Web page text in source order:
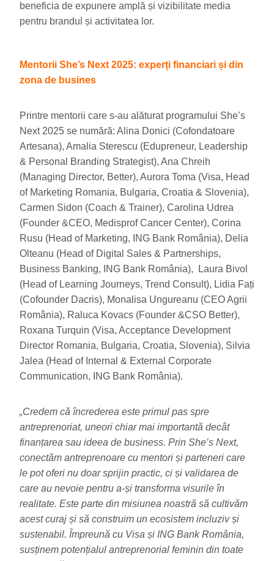
beneficia de expunere amplă și vizibilitate media
pentru brandul și activitatea lor.
Mentorii She’s Next 2025: experți financiari și din
zona de busines
Printre mentorii care s-au alăturat programului She’s
Next 2025 se numără: Alina Donici (Cofondatoare
Artesana), Amalia Sterescu (Edupreneur, Leadership
& Personal Branding Strategist), Ana Chreih
(Managing Director, Better), Aurora Toma (Visa, Head
of Marketing Romania, Bulgaria, Croatia & Slovenia),
Carmen Sidon (Coach & Trainer), Carolina Udrea
(Founder &CEO, Medisprof Cancer Center), Corina
Rusu (Head of Marketing, ING Bank România), Delia
Olteanu (Head of Digital Sales & Partnerships,
Business Banking, ING Bank România), Laura Bivol
(Head of Learning Journeys, Trend Consult), Lidia Fați
(Cofounder Dacris), Monalisa Ungureanu (CEO Agrii
România), Raluca Kovacs (Founder &CSO Better),
Roxana Turquin (Visa, Acceptance Development
Director Romania, Bulgaria, Croatia, Slovenia), Silvia
Jalea (Head of Internal & External Corporate
Communication, ING Bank România).
„Credem că încrederea este primul pas spre
antreprenoriat, uneori chiar mai importantă decât
finanțarea sau ideea de business. Prin She’s Next,
conectăm antreprenoare cu mentori și parteneri care
le pot oferi nu doar sprijin practic, ci și validarea de
care au nevoie pentru a-și transforma visurile în
realitate. Este parte din misiunea noastră să cultivăm
acest curaj și să construim un ecosistem incluziv și
sustenabil. Împreună cu Visa și ING Bank România,
susținem potențialul antreprenorial feminin din toate